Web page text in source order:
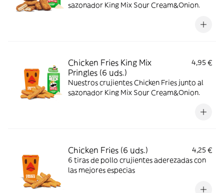
sazonador King Mix Sour Cream&Onion.
Chicken Fries King Mix
Pringles (6 uds.)
4,95 €
Nuestros crujientes Chicken Fries junto al
sazonador King Mix Sour Cream&Onion.
Chicken Fries (6 uds.)
4,25 €
6 tiras de pollo crujientes aderezadas con
las mejores especias